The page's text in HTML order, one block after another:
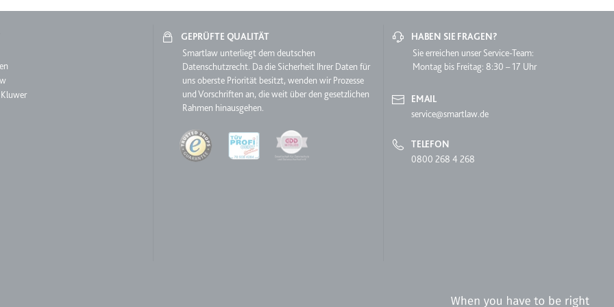
um die Interaktion der Nutzer mit eingebetteten Inhalten zu verfolgen.
GEPRÜFTE QUALITÄT
Smartlaw unterliegt dem deutschen
Datenschutzrecht. Da die Sicherheit Ihrer Daten für
uns oberste Priorität besitzt, wenden wir Prozesse
und Vorschriften an, die weit über den gesetzlichen
Rahmen hinausgehen.
Quality
HABEN SIE FRAGEN?
Sie erreichen unser Service-Team:
Montag bis Freitag: 8:30 – 17 Uhr
EMAIL
service@smartlaw.de
TELEFON
0800 268 4 268